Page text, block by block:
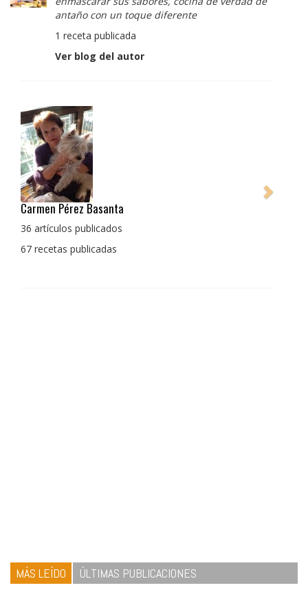
antaño con un toque diferente
1 receta publicada
Ver blog del autor
Pedro Manuel Collado Cruz
La cocina para mi es producto bien tratado sin
con un toque diferente